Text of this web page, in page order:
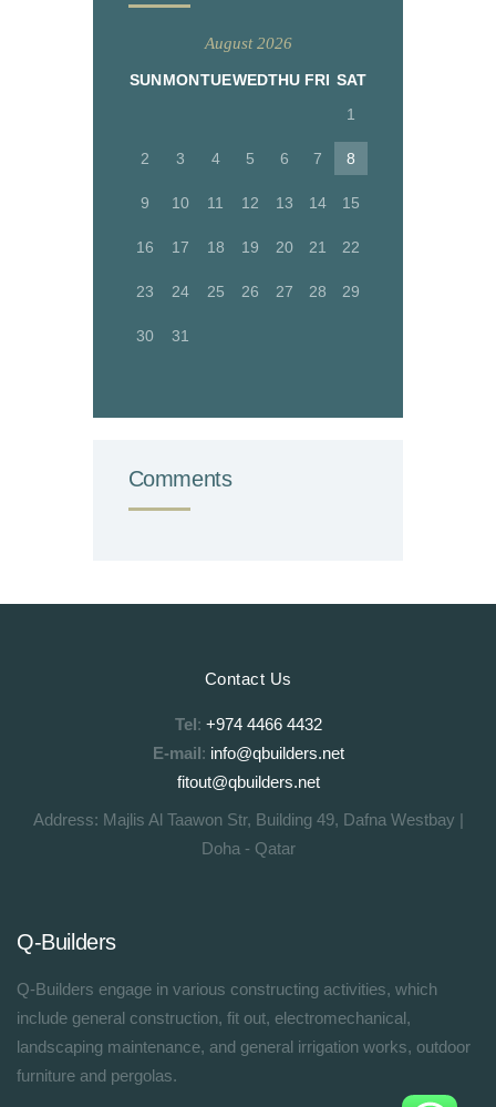
August 2026
SUNMONTUEWEDTHU FRI SAT
1
2 3 4 5 6 7 8
9 10 11 12 13 14 15
16 17 18 19 20 21 22
23 24 25 26 27 28 29
30 31
Comments
Contact Us
Tel: +974 4466 4432
E-mail: info@qbuilders.net
fitout@qbuilders.net
Address: Majlis Al Taawon Str, Building 49, Dafna Westbay |
Doha - Qatar
Q-Builders
Q-Builders engage in various constructing activities, which
include general construction, fit out, electromechanical,
landscaping maintenance, and general irrigation works, outdoor
furniture and pergolas.